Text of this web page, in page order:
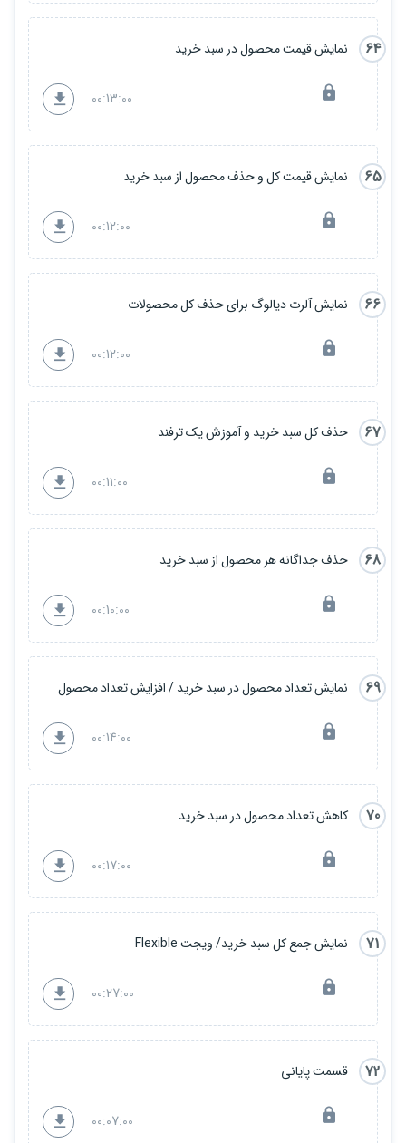
64 نمایش قیمت محصول در سبد خرید
00:13:00
65 نمایش قیمت کل و حذف محصول از سبد خرید
00:12:00
66 نمایش آلرت دیالوگ برای حذف کل محصولات
00:12:00
67 حذف کل سبد خرید و آموزش یک ترفند
00:11:00
68 حذف جداگانه هر محصول از سبد خرید
00:10:00
69 نمایش تعداد محصول در سبد خرید / افزایش تعداد محصول
00:14:00
70 کاهش تعداد محصول در سبد خرید
00:17:00
71 نمایش جمع کل سبد خرید/ ویجت Flexible
00:27:00
72 قسمت پایانی
00:07:00